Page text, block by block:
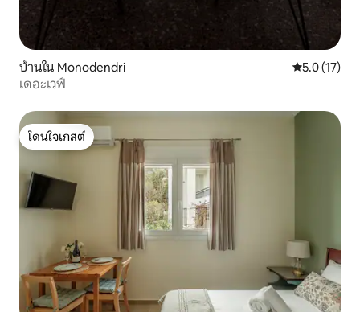
บ้านใน Monodendri คะแนนเฉลี่ย
5.0 (17)
เดอะเวฟ์
โดนใจเกสต์
โดนใจเกสต์